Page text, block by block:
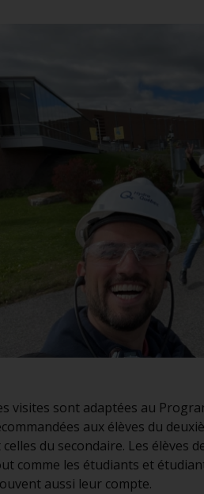
visites sont adaptées au
aux élèves du
celles du secondaire. Les
comme les étudiants et
aussi leur compte.